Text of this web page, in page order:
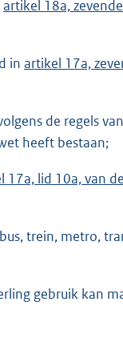
artikel 18a,
in artikel 17a,
de regels
heeft bestaan;
17a, lid 10a, van
trein, metro,
gebruik kan